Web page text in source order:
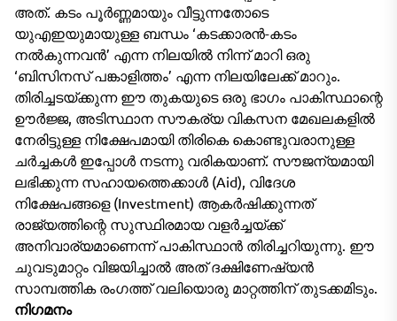
അത്. കടം പൂർണ്ണമായും വീട്ടുന്നതോടെ
യുഎഇയുമായുള്ള ബന്ധം ‘കടക്കാരൻ-കടം
നൽകുന്നവൻ’ എന്ന നിലയിൽ നിന്ന് മാറി ഒരു
‘ബിസിനസ് പങ്കാളിത്തം’ എന്ന നിലയിലേക്ക് മാറും.
തിരിച്ചടയ്ക്കുന്ന ഈ തുകയുടെ ഒരു ഭാഗം പാകിസ്ഥാന്റെ
ഊർജ്ജ, അടിസ്ഥാന സൗകര്യ വികസന മേഖലകളിൽ
നേരിട്ടുള്ള നിക്ഷേപമായി തിരികെ കൊണ്ടുവരാനുള്ള
ചർച്ചകൾ ഇപ്പോൾ നടന്നു വരികയാണ്. സൗജന്യമായി
ലഭിക്കുന്ന സഹായത്തെക്കാൾ (Aid), വിദേശ
നിക്ഷേപങ്ങളെ (Investment) ആകർഷിക്കുന്നത്
രാജ്യത്തിന്റെ സുസ്ഥിരമായ വളർച്ചയ്ക്ക്
അനിവാര്യമാണെന്ന് പാകിസ്ഥാൻ തിരിച്ചറിയുന്നു. ഈ
ചുവടുമാറ്റം വിജയിച്ചാൽ അത് ദക്ഷിണേഷ്യൻ
സാമ്പത്തിക രംഗത്ത് വലിയൊരു മാറ്റത്തിന് തുടക്കമിടും.
നിഗമനം